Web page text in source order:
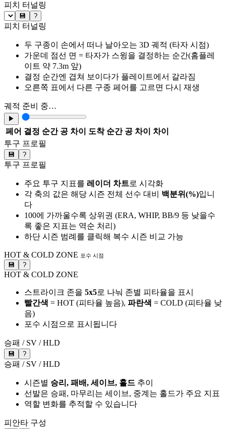
피치 터널링
💾 ?
피치 터널링
두 구종이 손에서 떠나 날아오는 3D 궤적 (타자 시점)
가운데 점선 면 = 타자가 스윙을 결정하는 순간(홈플레
이트 약 7.3m 앞)
결정 순간엔 겹쳐 보이다가 플레이트에서 갈라짐
오른쪽 표에서 다른 구종 페어를 고르면 다시 재생
궤적 준비 중…
▶
페어 결정 순간 공 차이 도착 순간 공 차이
차이
투구 프로필
💾 ?
투구 프로필
주요 투구 지표를 레이더 차트로 시각화
각 축의 값은 해당 시즌 전체 선수 대비 백분위(%)입니
다
100에 가까울수록 상위권 (ERA, WHIP, BB/9 등 낮을수
록 좋은 지표는 역순 처리)
하단 시즌 범례를 클릭해 복수 시즌 비교 가능
HOT & COLD ZONE 포수 시점
💾 ?
HOT & COLD ZONE
스트라이크 존을 5x5로 나눠 존별 피타율을 표시
빨간색 = HOT (피타율 높음), 파란색 = COLD (피타율 낮
음)
포수 시점으로 표시됩니다
승패 / SV / HLD
💾 ?
승패 / SV / HLD
시즌별 승리, 패배, 세이브, 홀드 추이
선발은 승패, 마무리는 세이브, 중계는 홀드가 주요 지표
역할 변화를 추적할 수 있습니다
피안타 구성